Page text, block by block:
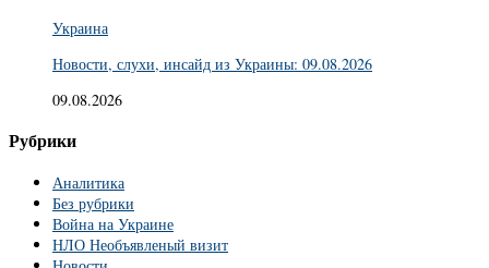
Украина
Новости, слухи, инсайд из Украины: 09.08.2026
09.08.2026
Рубрики
Аналитика
Без рубрики
Война на Украине
НЛО Необъявленый визит